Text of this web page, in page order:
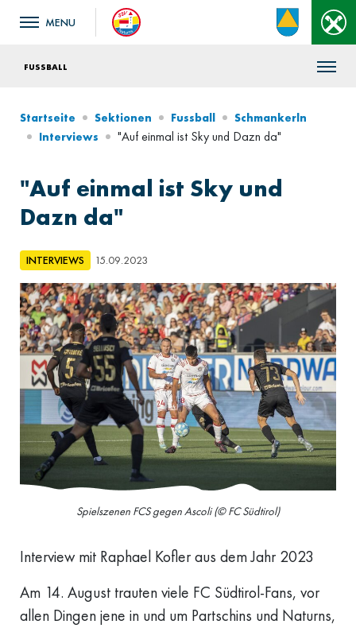
FUSSBALL
Startseite Sektionen Fussball
Schmankerln
Interviews
"Auf einmal ist Sky und Dazn da"
"Auf einmal ist Sky und
Dazn da"
INTERVIEWS 15.09.2023
Spielszenen FCS gegen Ascoli (© FC Südtirol)
Interview mit Raphael Kofler aus dem Jahr 2023
Am 14. August trauten viele FC Südtirol-Fans, vor
allen Dingen jene in und um Partschins und Naturns,